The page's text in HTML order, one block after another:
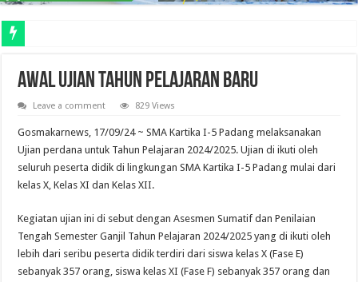
Awal Ujian Tahun Pelajaran Baru
Leave a comment 829 Views
Gosmakarnews, 17/09/24 ~ SMA Kartika I-5 Padang melaksanakan
Ujian perdana untuk Tahun Pelajaran 2024/2025. Ujian di ikuti oleh
seluruh peserta didik di lingkungan SMA Kartika I-5 Padang mulai dari
kelas X, Kelas XI dan Kelas XII.
Kegiatan ujian ini di sebut dengan Asesmen Sumatif dan Penilaian
Tengah Semester Ganjil Tahun Pelajaran 2024/2025 yang di ikuti oleh
lebih dari seribu peserta didik terdiri dari siswa kelas X (Fase E)
sebanyak 357 orang, siswa kelas XI (Fase F) sebanyak 357 orang dan